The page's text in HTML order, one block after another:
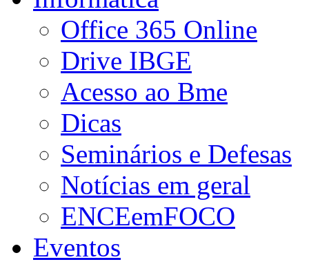
Office 365 Online
Drive IBGE
Acesso ao Bme
Dicas
Seminários e Defesas
Notícias em geral
ENCEemFOCO
Eventos